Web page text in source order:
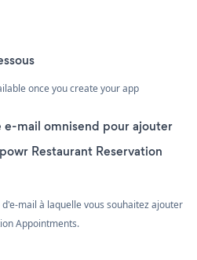
once you create your app
e-mail omnisend pour ajouter
Restaurant Reservation
mail à laquelle vous souhaitez ajouter
Appointments.